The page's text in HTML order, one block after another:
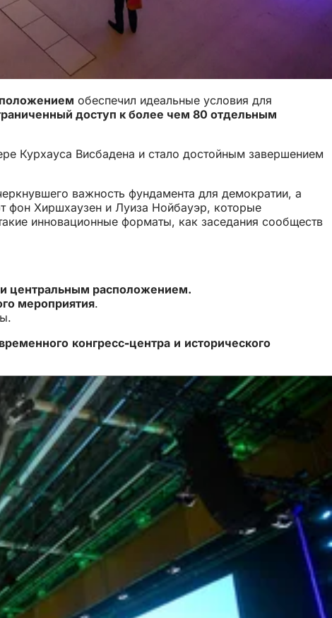
обеспечил идеальные условия для
доступ к более чем 80 отдельным
Курхауса Висбадена и стало достойным завершением
важность фундамента для демократии, а
фон Хиршхаузен и Луиза Нойбауэр, которые
инновационные форматы, как заседания сообществ
центральным расположением.
мероприятия.
конгресс-центра и исторического